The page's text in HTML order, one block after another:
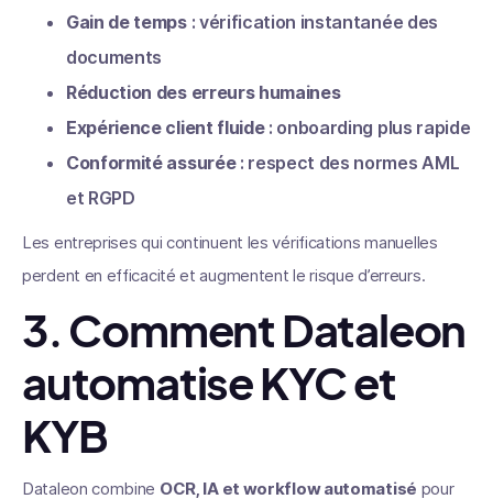
Gain de temps: vérification instantanée des
documents
Réduction des erreurs humaines
Expérience client fluide: onboarding plus rapide
Conformité assurée: respect des normes AML
et RGPD
Les entreprises qui continuent les vérifications manuelles
perdent en efficacité et augmentent le risque d’erreurs.
3. Comment Dataleon
automatise KYC et
KYB
Dataleon combine OCR, IA et workflow automatisé pour